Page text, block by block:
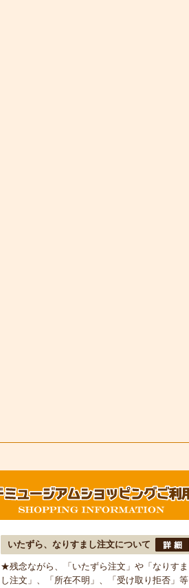
いたずら、なりすまし注文について
★残念ながら、「いたずら注文」や「なりすま
し注文」、「所在不明」、「受け取り拒否」等